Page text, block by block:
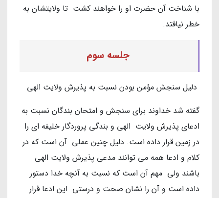
با شناخت آن حضرت او را خواهند کشت تا ولایتشان به
خطر نیافتد.
جلسه سوم
دلیل سنجش مؤمن بودن نسبت به پذیرش ولایت الهی
گفته شد خداوند برای سنجش و امتحان بندگان نسبت به
ادعای پذیرش ولایت الهی و بندگی پروردگار خلیفه ای را
در زمین قرار داده است. دلیل چنین عملی آن است که در
کلام و ادعا همه می توانند مدعی پذیرش ولایت الهی
باشند ولی مهم آن است که نسبت به آنچه خدا دستور
داده است و آن را نشان صحت و درستی این ادعا قرار